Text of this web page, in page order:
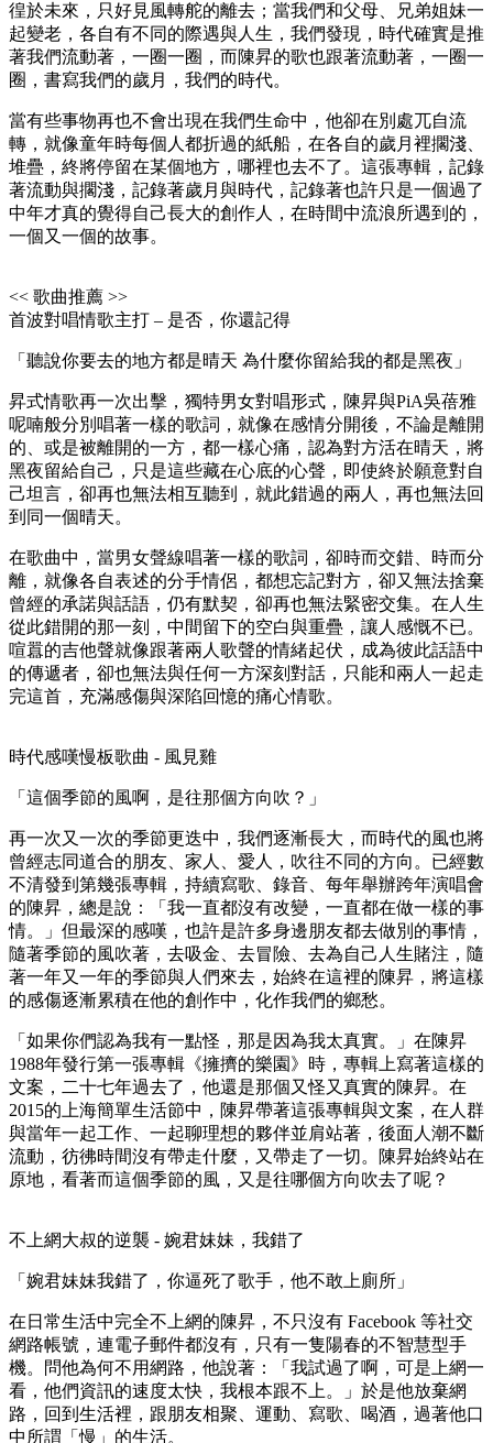
徨於未來，只好見風轉舵的離去；當我們和父母、兄弟姐妹一
起變老，各自有不同的際遇與人生，我們發現，時代確實是推
著我們流動著，一圈一圈，而陳昇的歌也跟著流動著，一圈一
圈，書寫我們的歲月，我們的時代。
當有些事物再也不會出現在我們生命中，他卻在別處兀自流
轉，就像童年時每個人都折過的紙船，在各自的歲月裡擱淺、
堆疊，終將停留在某個地方，哪裡也去不了。這張專輯，記錄
著流動與擱淺，記錄著歲月與時代，記錄著也許只是一個過了
中年才真的覺得自己長大的創作人，在時間中流浪所遇到的，
一個又一個的故事。
<< 歌曲推薦 >>
首波對唱情歌主打 – 是否，你還記得
「聽說你要去的地方都是晴天 為什麼你留給我的都是黑夜」
昇式情歌再一次出擊，獨特男女對唱形式，陳昇與PiA吳蓓雅
呢喃般分別唱著一樣的歌詞，就像在感情分開後，不論是離開
的、或是被離開的一方，都一樣心痛，認為對方活在晴天，將
黑夜留給自己，只是這些藏在心底的心聲，即使終於願意對自
己坦言，卻再也無法相互聽到，就此錯過的兩人，再也無法回
到同一個晴天。
在歌曲中，當男女聲線唱著一樣的歌詞，卻時而交錯、時而分
離，就像各自表述的分手情侶，都想忘記對方，卻又無法捨棄
曾經的承諾與話語，仍有默契，卻再也無法緊密交集。在人生
從此錯開的那一刻，中間留下的空白與重疊，讓人感慨不已。
喧囂的吉他聲就像跟著兩人歌聲的情緒起伏，成為彼此話語中
的傳遞者，卻也無法與任何一方深刻對話，只能和兩人一起走
完這首，充滿感傷與深陷回憶的痛心情歌。
時代感嘆慢板歌曲 - 風見雞
「這個季節的風啊，是往那個方向吹？」
再一次又一次的季節更迭中，我們逐漸長大，而時代的風也將
曾經志同道合的朋友、家人、愛人，吹往不同的方向。已經數
不清發到第幾張專輯，持續寫歌、錄音、每年舉辦跨年演唱會
的陳昇，總是說：「我一直都沒有改變，一直都在做一樣的事
情。」但最深的感嘆，也許是許多身邊朋友都去做別的事情，
隨著季節的風吹著，去吸金、去冒險、去為自己人生賭注，隨
著一年又一年的季節與人們來去，始終在這裡的陳昇，將這樣
的感傷逐漸累積在他的創作中，化作我們的鄉愁。
「如果你們認為我有一點怪，那是因為我太真實。」在陳昇
1988年發行第一張專輯《擁擠的樂園》時，專輯上寫著這樣的
文案，二十七年過去了，他還是那個又怪又真實的陳昇。在
2015的上海簡單生活節中，陳昇帶著這張專輯與文案，在人群
與當年一起工作、一起聊理想的夥伴並肩站著，後面人潮不斷
流動，彷彿時間沒有帶走什麼，又帶走了一切。陳昇始終站在
原地，看著而這個季節的風，又是往哪個方向吹去了呢？
不上網大叔的逆襲 - 婉君妹妹，我錯了
「婉君妹妹我錯了，你逼死了歌手，他不敢上廁所」
在日常生活中完全不上網的陳昇，不只沒有 Facebook 等社交
網路帳號，連電子郵件都沒有，只有一隻陽春的不智慧型手
機。問他為何不用網路，他說著：「我試過了啊，可是上網一
看，他們資訊的速度太快，我根本跟不上。」於是他放棄網
路，回到生活裡，跟朋友相聚、運動、寫歌、喝酒，過著他口
中所謂「慢」的生活。